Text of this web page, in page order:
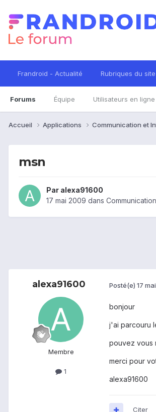
Frandroid - Actualité Rubriques du site
Forums Équipe Utilisateurs en ligne
Accueil Applications Communication et
msn
Par alexa91600
17 mai 2009 dans
alexa91600
Membre
1
Posté(e) 17
bonjour
j'ai parcouru
pouvez vous
merci pour
alexa91600
Citer